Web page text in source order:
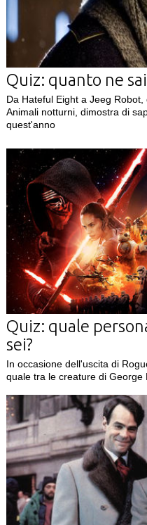
Quiz: quanto ne
Da Hateful Eight a Jeeg
Animali notturni, dimostra di
quest'anno
Quiz: quale
sei?
In occasione dell'uscita di
quale tra le creature di George